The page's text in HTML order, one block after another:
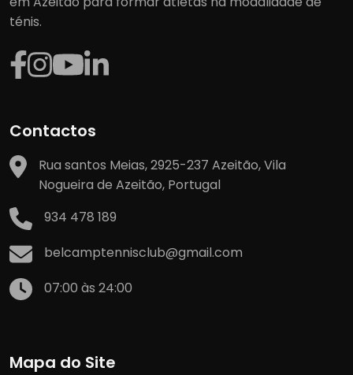
ténis.
Contactos
Rua santos Meias, 2925-237 Azeitão, Vila
Nogueira de Azeitão, Portugal
934 478 189
belcamptennisclub@gmail.com
07:00 às 24:00
Mapa do Site